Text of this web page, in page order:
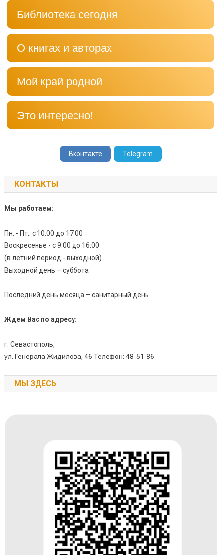
Библиотека сегодня
О книгах и авторах
Мой край родной
Это интересно!
Вконтакте Telegram
КОНТАКТЫ
Мы работаем:
Пн. - Пт.: с 10.00 до 17.00
Воскресенье - с 9.00 до 16.00
(в летний период - выходной)
Выходной день – суббота
Последний день месяца – санитарный день
Ждём Вас по адресу:
г. Севастополь,
ул. Генерала Жидилова, 46 Телефон: 48-51-86
МЫ ЗДЕСЬ